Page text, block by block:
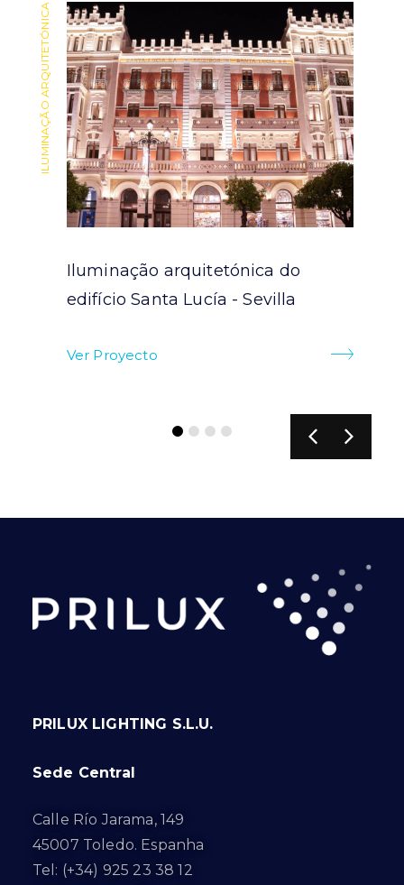
ILUMINAÇÃO ARQUITETÓNICA
Iluminação arquitetónica do
edifício Santa Lucía - Sevilla
Ver Proyecto
PRILUX LIGHTING S.L.U.
Sede Central
Calle Río Jarama, 149
45007 Toledo. Espanha
Tel: (+34) 925 23 38 12